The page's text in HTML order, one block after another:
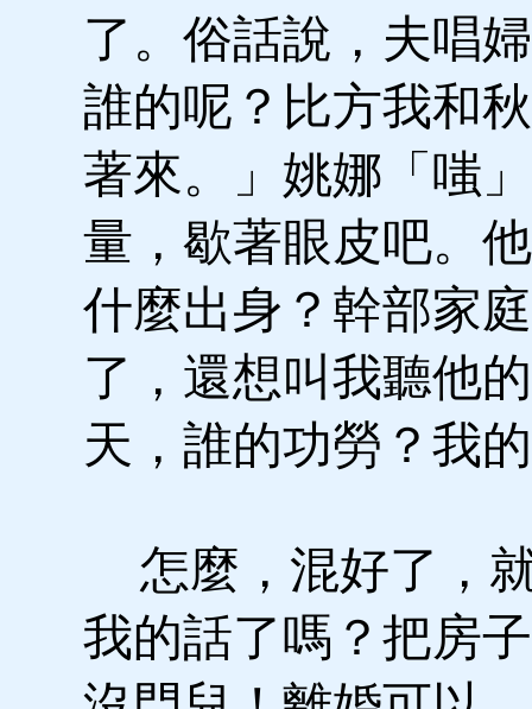
了。俗話說，夫唱
誰的呢？比方我和
著來。」姚娜「嗤
量，歇著眼皮吧。
什麼出身？幹部家
了，還想叫我聽他
天，誰的功勞？我
怎麼，混好了，
我的話了嗎？把房